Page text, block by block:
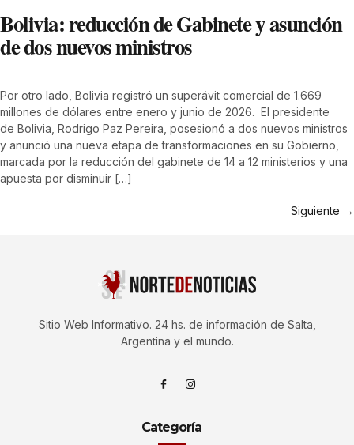
Bolivia: reducción de Gabinete y asunción
de dos nuevos ministros
Por otro lado, Bolivia registró un superávit comercial de 1.669
millones de dólares entre enero y junio de 2026. El presidente
de Bolivia, Rodrigo Paz Pereira, posesionó a dos nuevos ministros
y anunció una nueva etapa de transformaciones en su Gobierno,
marcada por la reducción del gabinete de 14 a 12 ministerios y una
apuesta por disminuir […]
Siguiente →
Sitio Web Informativo. 24 hs. de información de Salta,
Argentina y el mundo.
Categoría